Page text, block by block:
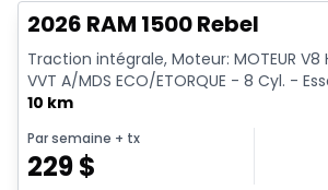
2026 RAM 1500 Rebel
Traction intégrale, Moteur: MOTEUR V8
VVT A/MDS ECO/ETORQUE - 8 Cyl. -
10 km
Par semaine + tx
229$